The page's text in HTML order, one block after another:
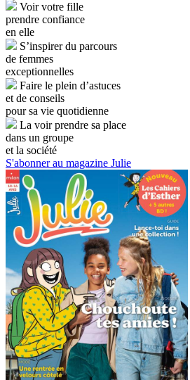
Voir votre fille
prendre confiance
en elle
S’inspirer du parcours
de femmes
exceptionnelles
Faire le plein d’astuces
et de conseils
pour sa vie quotidienne
La voir prendre sa place
dans un groupe
et la société
S'abonner au magazine Julie